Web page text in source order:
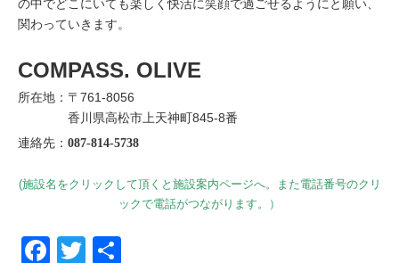
の中でどこにいても楽しく快活に笑顔で過ごせるようにと願い、
関わっていきます。
COMPASS. OLIVE
所在地：〒761-8056
香川県高松市上天神町845-8番
連絡先： 087-814-5738
(施設名をクリックして頂くと施設案内ページへ。また電話番号のクリ
ックで電話がつながります。）
FacebookTwitter